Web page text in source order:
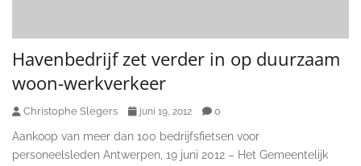
Havenbedrijf zet verder in op duurzaam
woon-werkverkeer
Christophe Slegers juni 19, 2012 0
Aankoop van meer dan 100 bedrijfsfietsen voor
personeelsleden Antwerpen, 19 juni 2012 – Het Gemeentelijk